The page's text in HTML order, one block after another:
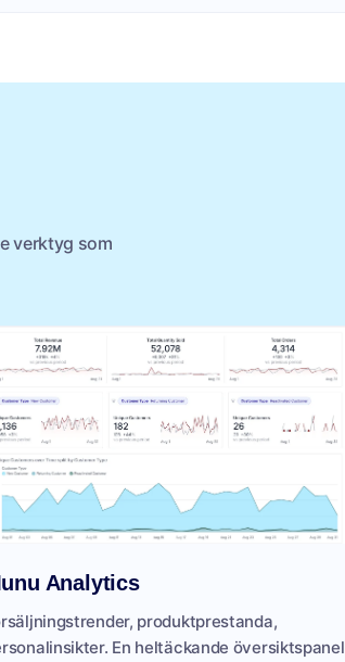
verktyg som
Analytics
produktprestanda,
En heltäckande översiktspanel